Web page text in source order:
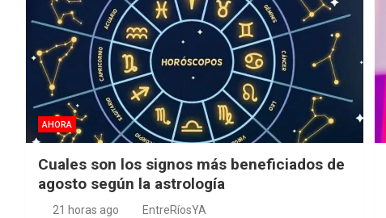
AHORA
Cuales son los signos más beneficiados de
agosto según la astrología
21 horas ago EntreRíosYA